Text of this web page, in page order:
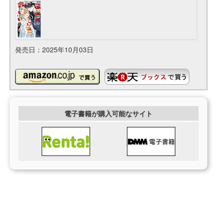
発売日：2025年10月03日
電子書籍が購入可能なサイト